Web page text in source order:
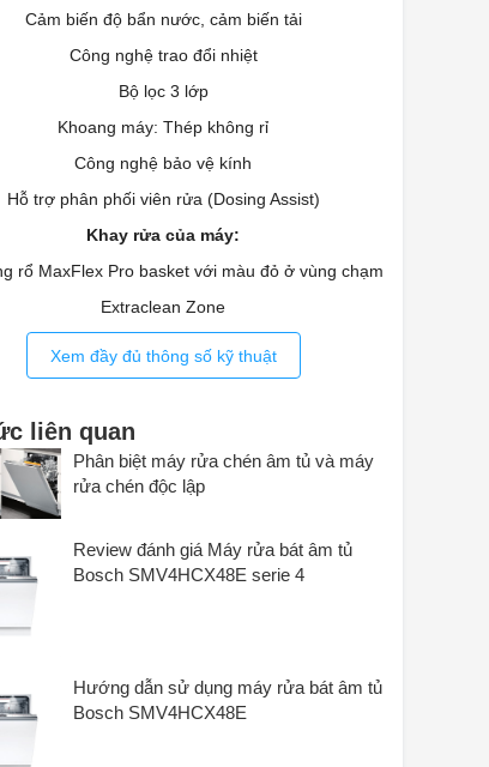
Cảm biến độ bẩn nước, cảm biến tải
Công nghệ trao đổi nhiệt
Bộ lọc 3 lớp
Khoang máy: Thép không rỉ
Công nghệ bảo vệ kính
Hỗ trợ phân phối viên rửa (Dosing Assist)
Khay rửa của máy:
rổ MaxFlex Pro basket với màu đỏ ở vùng chạm
Extraclean Zone
3 vị trí khay RackMatic
Glass Support ở rổ đáy
Hiển thị của máy:
Điều khiển cảm ứng chạm
Hẹn giờ: 1-24h
Xem đầy đủ thông số kỹ thuật
liên quan
Phân biệt máy rửa chén âm tủ và máy
rửa chén độc lập
Review đánh giá Máy rửa bát âm tủ
Bosch SMV4HCX48E serie 4
Hướng dẫn sử dụng máy rửa bát âm tủ
Bosch SMV4HCX48E